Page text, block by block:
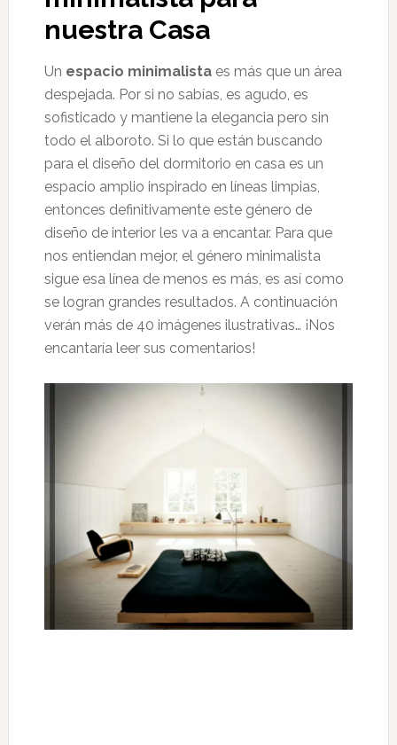
nuestra Casa
Un espacio minimalistaes más que un área
despejada. Por si no sabías, es agudo, es
sofisticado y mantiene la elegancia pero sin
todo el alboroto. Si lo que están buscando
para el diseño del dormitorio en casa es un
espacio amplio inspirado en líneas limpias,
entonces definitivamente este género de
diseño de interior les va a encantar. Para que
nos entiendan mejor, el género minimalista
sigue esa línea de menos es más, es así como
se logran grandes resultados. A continuación
verán más de 40 imágenes ilustrativas… ¡Nos
encantaría leer sus comentarios!